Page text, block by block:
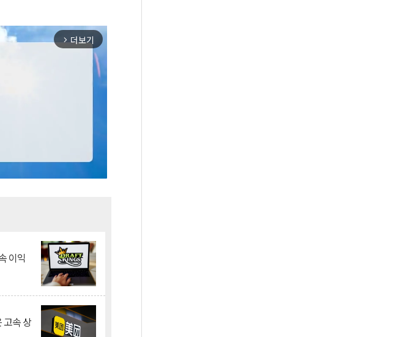
arrow_forward_ios 더보기
이익
속 상